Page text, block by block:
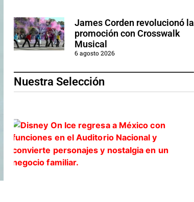
James Corden revolucionó la
promoción con Crosswalk
Musical
6 agosto 2026
Nuestra Selección